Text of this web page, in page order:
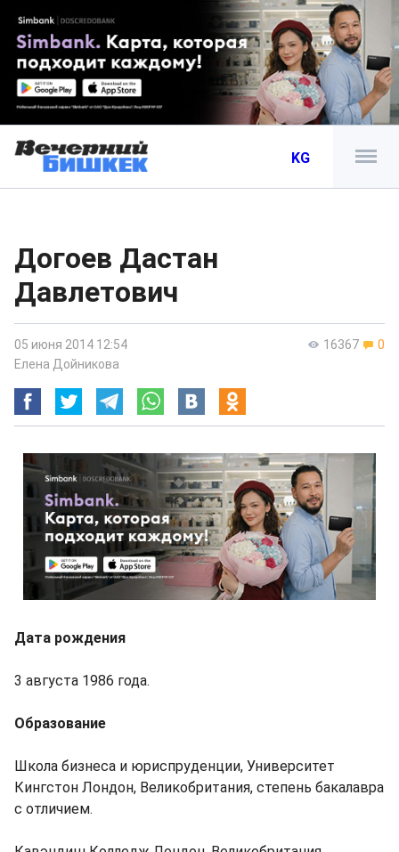
KG
Догоев Дастан
Давлетович
16367 0
05 июня 2014 12:54
Елена Дойникова
Дата рождения
3 августа 1986 года.
Образование
Школа бизнеса и юриспруденции, Университет
Кингстон Лондон, Великобритания, степень бакалавра
с отличием.